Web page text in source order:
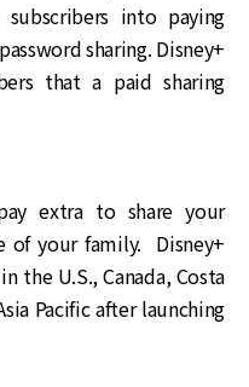
into paying
sharing. Disney+
that a paid sharing
extra to share your
of your family. Disney+
the U.S., Canada, Costa
Pacific after launching